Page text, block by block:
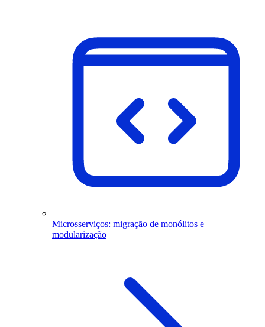
Microsserviços: migração de monólitos e
modularização